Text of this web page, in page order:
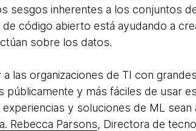
sesgos inherentes a los conjuntos
código abierto está ayudando a
sobre los datos.
las organizaciones de TI con
y más fáciles de usar
y soluciones de ML sean
Rebecca Parsons, Directora de